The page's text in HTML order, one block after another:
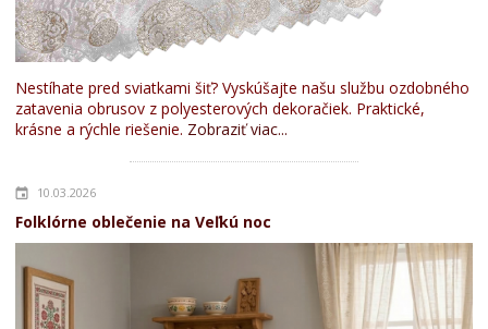
Nestíhate pred sviatkami šiť? Vyskúšajte našu službu ozdobného
zatavenia obrusov z polyesterových dekoračiek. Praktické,
krásne a rýchle riešenie. Zobraziť viac...
10.03.2026
Folklórne oblečenie na Veľkú noc